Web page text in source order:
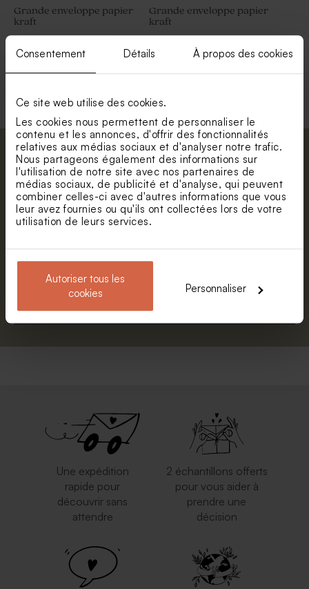
Consentement Détails À propos des cookies
Ce site web utilise des cookies.
Les cookies nous permettent de personnaliser le
contenu et les annonces, d'offrir des fonctionnalités
relatives aux médias sociaux et d'analyser notre trafic.
Nous partageons également des informations sur
l'utilisation de notre site avec nos partenaires de
médias sociaux, de publicité et d'analyse, qui peuvent
combiner celles-ci avec d'autres informations que vous
leur avez fournies ou qu'ils ont collectées lors de votre
utilisation de leurs services.
Autoriser tous les
cookies
Personnaliser
Grande enveloppe papier
kraft
Grande enveloppe papier
kraft
Voir toute la collection Enveloppe
Abonnez-vous à la newsletter et restez
informé. Petite surprise : bénéficiez de 5%
de réduction.
Prénom
E-mail
S'abonner
Une expédition
rapide pour
découvrir sans
attendre
2 échantillons offerts
pour vous aider à
prendre une
décision